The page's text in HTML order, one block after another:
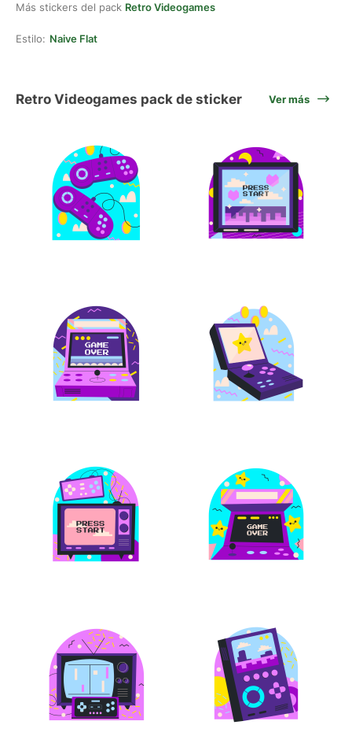
Más stickers del pack Retro Videogames
Estilo: Naive Flat
Retro Videogames pack de sticker Ver más